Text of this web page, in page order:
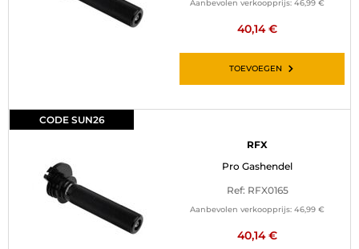
Aanbevolen verkoopprijs: 46,99 €
40,14 €
TOEVOEGEN
CODE SUN26
RFX
Pro Gashendel
Ref: RFX0165
Aanbevolen verkoopprijs: 46,99 €
40,14 €